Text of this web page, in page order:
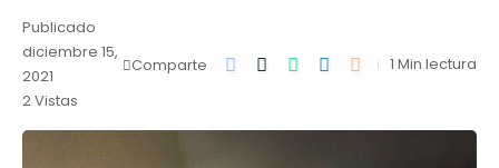
Publicado
diciembre 15,
2021
2 Vistas
Comparte 1 Min lectura